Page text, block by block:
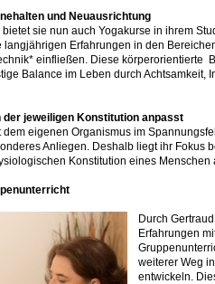
und Neuausrichtung
sie nun auch Yogakurse in ihrem
langjährigen Erfahrungen in den
einfließen. Diese körperorientierte
Balance im Leben durch Achtsamkeit,
der jeweiligen Konstitution anpasst
dem eigenen Organismus im
Anliegen. Deshalb liegt ihr Fokus
Konstitution eines Menschen
Durch
Erfahrungen
weiterer Weg
entwickeln.